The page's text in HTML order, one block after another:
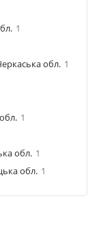
1
обл. 1
1
обл. 1
обл. 1